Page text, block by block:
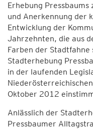
Erhebung
und Anerkennung der
Entwicklung der
Jahrzehnten, die aus
Farben der Stadtfahne
Stadterhebung
in der laufenden
Oktober 2012
Anlässlich der
Pressbaumer